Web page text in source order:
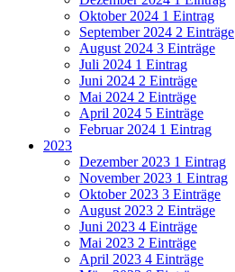
Oktober 2024 1 Eintrag
September 2024 2 Einträge
August 2024 3 Einträge
Juli 2024 1 Eintrag
Juni 2024 2 Einträge
Mai 2024 2 Einträge
April 2024 5 Einträge
Februar 2024 1 Eintrag
2023
Dezember 2023 1 Eintrag
November 2023 1 Eintrag
Oktober 2023 3 Einträge
August 2023 2 Einträge
Juni 2023 4 Einträge
Mai 2023 2 Einträge
April 2023 4 Einträge